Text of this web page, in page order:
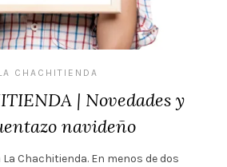
CHACHITIENDA
| Novedades y
navideño
Chachitienda. En menos de dos